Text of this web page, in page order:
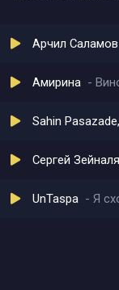
Арчил Саламов
Амирина
Sahin
Сергей
UnTaspa Я